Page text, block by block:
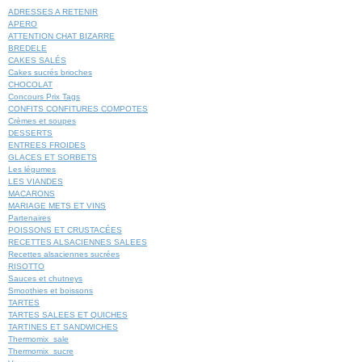
ADRESSES A RETENIR
APERO
ATTENTION CHAT BIZARRE
BREDELE
CAKES SALÉS
Cakes sucrés brioches
CHOCOLAT
Concours Prix Tags
CONFITS CONFITURES COMPOTES
Crèmes et soupes
DESSERTS
ENTREES FROIDES
GLACES ET SORBETS
Les légumes
LES VIANDES
MACARONS
MARIAGE METS ET VINS
Partenaires
POISSONS ET CRUSTACÉES
RECETTES ALSACIENNES SALEES
Recettes alsaciennes sucrées
RISOTTO
Sauces et chutneys
Smoothies et boissons
TARTES
TARTES SALEES ET QUICHES
TARTINES ET SANDWICHES
Thermomix_sale
Thermomix_sucre